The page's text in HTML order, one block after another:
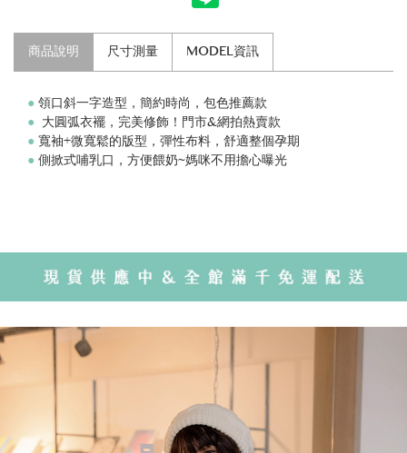
商品說明 尺寸測量 MODEL資訊
● 領口斜一字造型，簡約時尚，包色推薦款
● 大圓弧衣襬，完美修飾！門市&網拍熱賣款
● 寬袖+微寬鬆的版型，彈性布料，舒適整個孕期
● 側掀式哺乳口，方便餵奶~媽咪不用擔心曝光